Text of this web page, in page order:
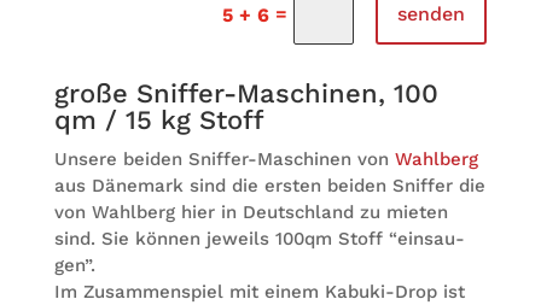
5 + 6 = senden
große Snif­fer-Maschi­nen, 100
qm / 15 kg Stoff
Unsere bei­den Snif­fer-Maschi­nen von Wahl­berg
aus Däne­mark sind die ers­ten bei­den Snif­fer die
von Wahl­berg hier in Deutsch­land zu mie­ten
sind. Sie kön­nen jeweils 100qm Stoff “ein­sau­
gen”.
Im Zusam­men­spiel mit einem Kabuki-Drop ist